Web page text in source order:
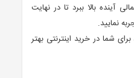
آینده بالا ببرد تا در نهایت
نمایید.
شما در خرید اینترنتی بهتر